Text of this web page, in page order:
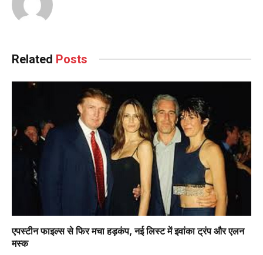
Related Posts
एपस्टीन फाइल्स से फिर मचा हड़कंप, नई लिस्ट में इवांका ट्रंप और एलन
मस्क